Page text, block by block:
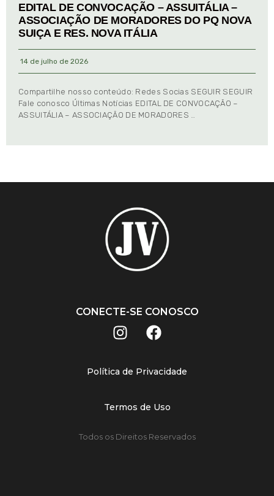
EDITAL DE CONVOCAÇÃO – ASSUITÁLIA –
ASSOCIAÇÃO DE MORADORES DO PQ NOVA
SUIÇA E RES. NOVA ITÁLIA
14 de julho de 2026
Compartilhe nosso conteúdo: Redes Socias SEGUIR SEGUIR
Fale conosco Últimas Notícias EDITAL DE CONVOCAÇÃO –
ASSUITÁLIA – ASSOCIAÇÃO DE MORADORES …
CONECTE-SE CONOSCO
Política de Privacidade
Termos de Uso
Todos os Direitos Reservados